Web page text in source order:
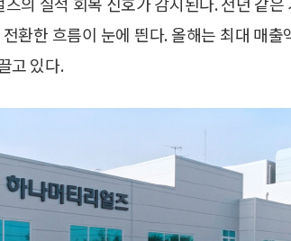
환한 흐름이 눈에 띈다. 올해는 최대 매출
고 있다.